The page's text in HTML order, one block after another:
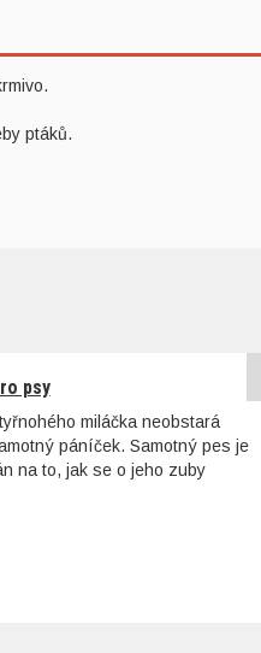
ptáků.
psy
miláčka neobstará
páníček. Samotný pes je
na to, jak se o jeho zuby